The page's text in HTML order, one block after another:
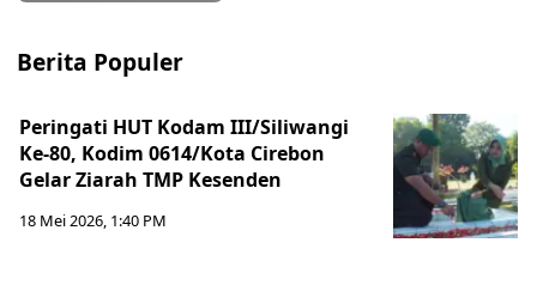
Berita Populer
Peringati HUT Kodam III/Siliwangi
Ke-80, Kodim 0614/Kota Cirebon
Gelar Ziarah TMP Kesenden
18 Mei 2026, 1:40 PM